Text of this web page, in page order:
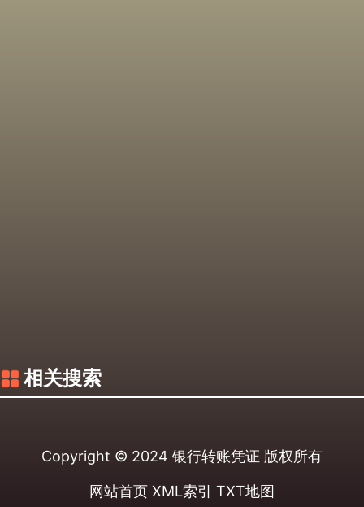
相关搜索
Copyright © 2024 银行转账凭证 版权所有
网站首页 XML索引 TXT地图